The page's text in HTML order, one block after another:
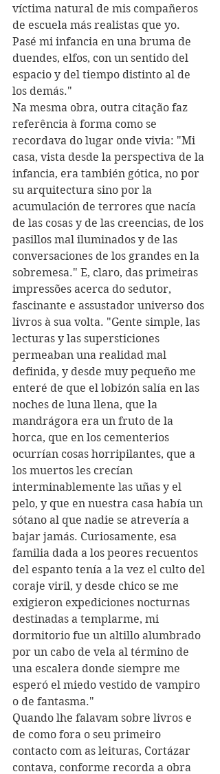
víctima natural de mis compañeros
de escuela más realistas que yo.
Pasé mi infancia en una bruma de
duendes, elfos, con un sentido del
espacio y del tiempo distinto al de
los demás."
Na mesma obra, outra citação faz
referência à forma como se
recordava do lugar onde vivia: "Mi
casa, vista desde la perspectiva de la
infancia, era también gótica, no por
su arquitectura sino por la
acumulación de terrores que nacía
de las cosas y de las creencias, de los
pasillos mal iluminados y de las
conversaciones de los grandes en la
sobremesa." E, claro, das primeiras
impressões acerca do sedutor,
fascinante e assustador universo dos
livros à sua volta. "Gente simple, las
lecturas y las supersticiones
permeaban una realidad mal
definida, y desde muy pequeño me
enteré de que el lobizón salía en las
noches de luna llena, que la
mandrágora era un fruto de la
horca, que en los cementerios
ocurrían cosas horripilantes, que a
los muertos les crecían
interminablemente las uñas y el
pelo, y que en nuestra casa había un
sótano al que nadie se atrevería a
bajar jamás. Curiosamente, esa
familia dada a los peores recuentos
del espanto tenía a la vez el culto del
coraje viril, y desde chico se me
exigieron expediciones nocturnas
destinadas a templarme, mi
dormitorio fue un altillo alumbrado
por un cabo de vela al término de
una escalera donde siempre me
esperó el miedo vestido de vampiro
o de fantasma."
Quando lhe falavam sobre livros e
de como fora o seu primeiro
contacto com as leituras, Cortázar
contava, conforme recorda a obra